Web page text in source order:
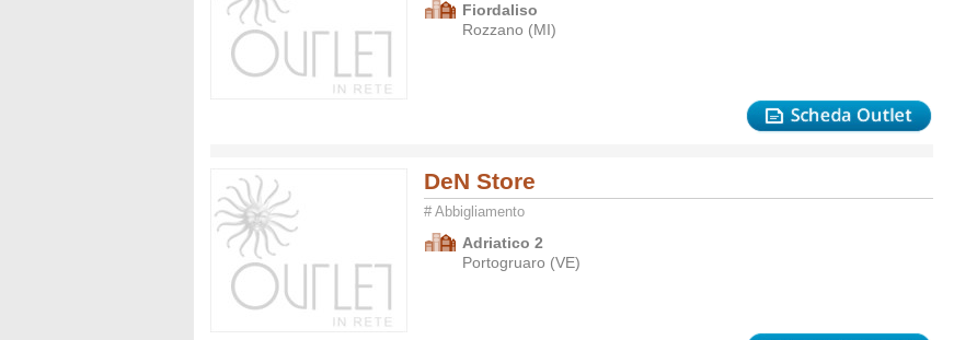
Fiordaliso
Rozzano (MI)
DeN Store
# Abbigliamento
Adriatico 2
Portogruaro (VE)